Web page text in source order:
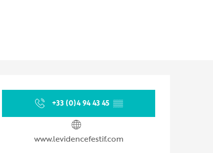
Orari e contatti
+33 (0)4 94 43 45 ▒▒
www.levidencefestif.com